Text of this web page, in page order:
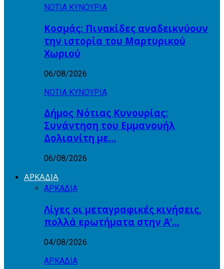
ΝΟΤΙΑ ΚΥΝΟΥΡΙΑ
Κοσμάς: Πινακίδες αναδεικνύουν
την ιστορία του Μαρτυρικού
Χωριού
06/08/2026
ΝΟΤΙΑ ΚΥΝΟΥΡΙΑ
Δήμος Νότιας Κυνουρίας:
Συνάντηση του Εμμανουήλ
Δολιανίτη με…
06/08/2026
ΑΡΚΑΔΙΑ
ΑΡΚΑΔΙΑ
Λίγες οι μεταγραφικές κινήσεις,
πολλά ερωτήματα στην Α’…
04/08/2026
ΑΡΚΑΔΙΑ